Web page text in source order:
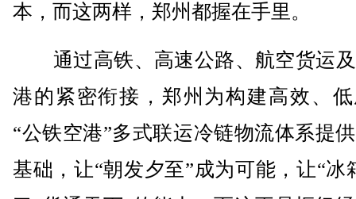
本，而这两样，郑州都握在手里。
通过高铁、高速公路、航空货运
港的紧密衔接，郑州为构建高效、
“公铁空港”多式联运冷链物流体系提
基础，让“朝发夕至”成为可能，让“冰